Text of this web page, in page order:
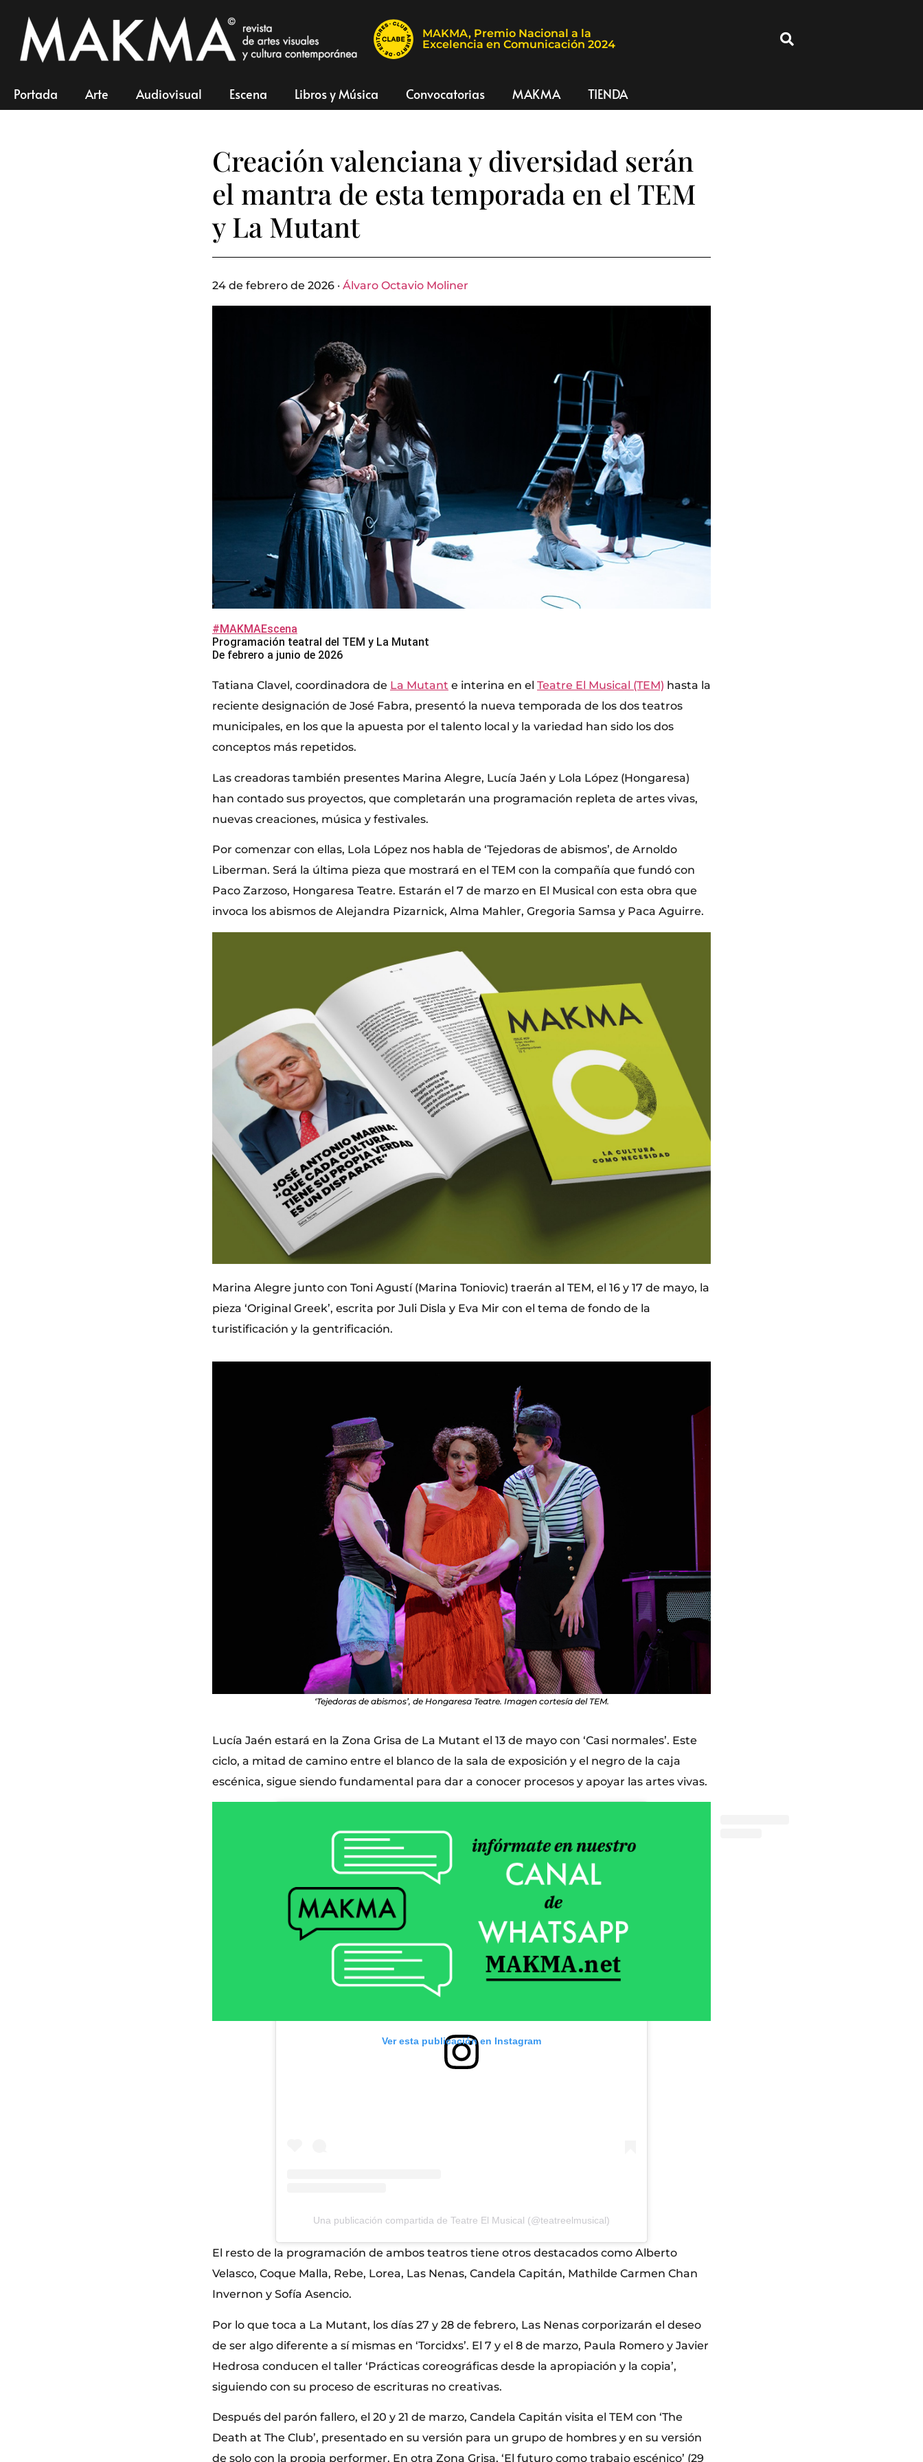
MAKMA, Premio Nacional a la
Excelencia en Comunicación 2024
Portada Arte Audiovisual Escena Libros y Música Convocatorias MAKMA TIENDA
Creación valenciana y diversidad serán
el mantra de esta temporada en el TEM
y La Mutant
24 de febrero de 2026 · Álvaro Octavio Moliner
#MAKMAEscena
Programación teatral del TEM y La Mutant
De febrero a junio de 2026
Tatiana Clavel, coordinadora de La Mutant e interina en el Teatre El Musical (TEM) hasta la
reciente designación de José Fabra, presentó la nueva temporada de los dos teatros
municipales, en los que la apuesta por el talento local y la variedad han sido los dos
conceptos más repetidos.
Las creadoras también presentes Marina Alegre, Lucía Jaén y Lola López (Hongaresa)
han contado sus proyectos, que completarán una programación repleta de artes vivas,
nuevas creaciones, música y festivales.
Por comenzar con ellas, Lola López nos habla de ‘Tejedoras de abismos’, de Arnoldo
Liberman. Será la última pieza que mostrará en el TEM con la compañía que fundó con
Paco Zarzoso, Hongaresa Teatre. Estarán el 7 de marzo en El Musical con esta obra que
invoca los abismos de Alejandra Pizarnick, Alma Mahler, Gregoria Samsa y Paca Aguirre.
Marina Alegre junto con Toni Agustí (Marina Toniovic) traerán al TEM, el 16 y 17 de mayo, la
pieza ‘Original Greek’, escrita por Juli Disla y Eva Mir con el tema de fondo de la
turistificación y la gentrificación.
‘Tejedoras de abismos’, de Hongaresa Teatre. Imagen cortesía del TEM.
Lucía Jaén estará en la Zona Grisa de La Mutant el 13 de mayo con ‘Casi normales’. Este
ciclo, a mitad de camino entre el blanco de la sala de exposición y el negro de la caja
escénica, sigue siendo fundamental para dar a conocer procesos y apoyar las artes vivas.
Ver esta publicación en Instagram
Una publicación compartida de Teatre El Musical (@teatreelmusical)
El resto de la programación de ambos teatros tiene otros destacados como Alberto
Velasco, Coque Malla, Rebe, Lorea, Las Nenas, Candela Capitán, Mathilde Carmen Chan
Invernon y Sofía Asencio.
Por lo que toca a La Mutant, los días 27 y 28 de febrero, Las Nenas corporizarán el deseo
de ser algo diferente a sí mismas en ‘Torcidxs’. El 7 y el 8 de marzo, Paula Romero y Javier
Hedrosa conducen el taller ‘Prácticas coreográficas desde la apropiación y la copia’,
siguiendo con su proceso de escrituras no creativas.
Después del parón fallero, el 20 y 21 de marzo, Candela Capitán visita el TEM con ‘The
Death at The Club’, presentado en su versión para un grupo de hombres y en su versión
de solo con la propia performer. En otra Zona Grisa, ‘El futuro como trabajo escénico’ (29